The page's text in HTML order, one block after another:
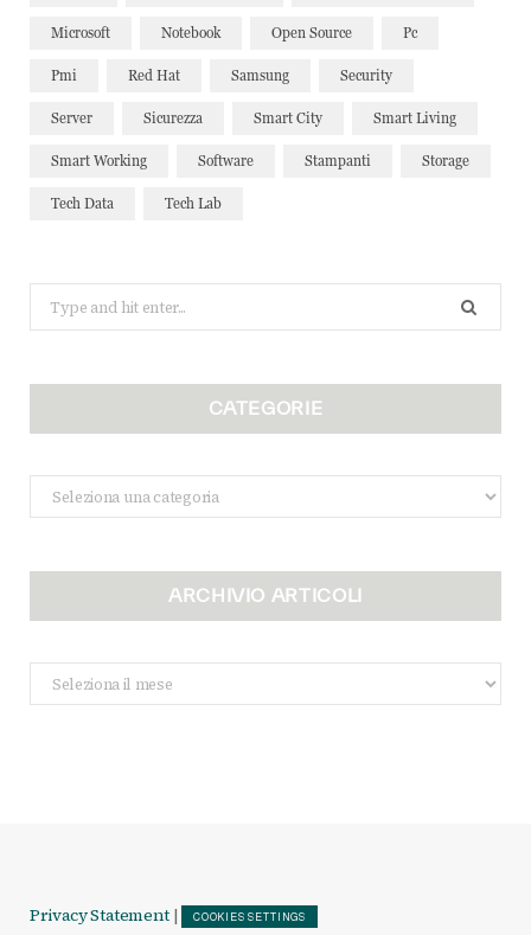
Microsoft Notebook Open Source Pc
Pmi Red Hat Samsung Security
Server Sicurezza Smart City Smart Living
Smart Working Software Stampanti Storage
Tech Data Tech Lab
for:
CATEGORIE
Categorie
ARCHIVIO ARTICOLI
Archivio
Articoli
Privacy Statement | COOKIES SETTINGS